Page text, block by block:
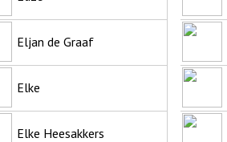
Eljan de Graaf
Elke
Elke Heesakkers